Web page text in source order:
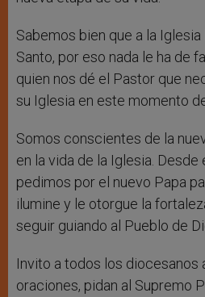
Sabemos bien que a la
Santo, por eso nada le ha de
quien nos dé el Pastor que
su Iglesia en este momento
Somos conscientes de la
en la vida de la Iglesia.
pedimos por el nuevo Papa
ilumine y le otorgue la
seguir guiando al Pueblo de
Invito a todos los diocesanos
oraciones, pidan al Supremo